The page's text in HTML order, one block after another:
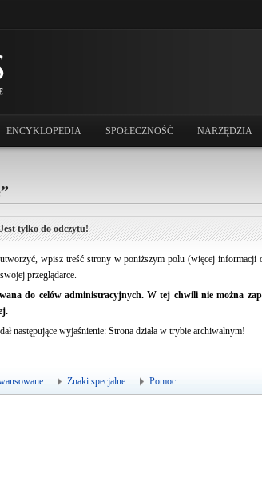
ENCYKLOPEDIA SPOŁECZNOŚĆ NARZĘDZIA
tylko do odczytu!
wpisz treść strony w poniższym polu (więcej informacji
przeglądarce.
do celów administracyjnych. W tej chwili nie można
następujące wyjaśnienie: Strona działa w trybie archiwalnym!
Znaki specjalne Pomoc